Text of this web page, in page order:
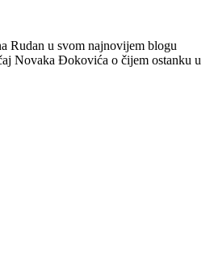
Rudan u svom najnovijem blogu
Novaka Đokovića o čijem ostanku u